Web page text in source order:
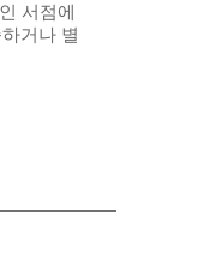
서점에
거나 별